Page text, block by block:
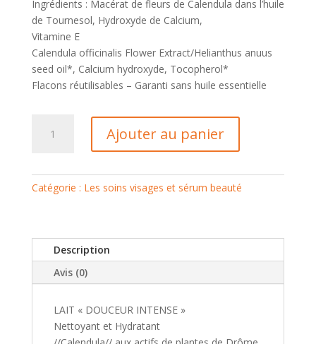
Ingrédients : Macérat de fleurs de Calendula dans l’huile
de Tournesol, Hydroxyde de Calcium,
Vitamine E
Calendula officinalis Flower Extract/Helianthus anuus
seed oil*, Calcium hydroxyde, Tocopherol*
Flacons réutilisables – Garanti sans huile essentielle
Intense »
Ajouter au panier
Catégorie : Les soins visages et sérum beauté
Description
Avis (0)
LAIT « DOUCEUR INTENSE »
Nettoyant et Hydratant